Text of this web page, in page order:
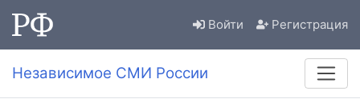
Войти Регистрация
Независимое СМИ России